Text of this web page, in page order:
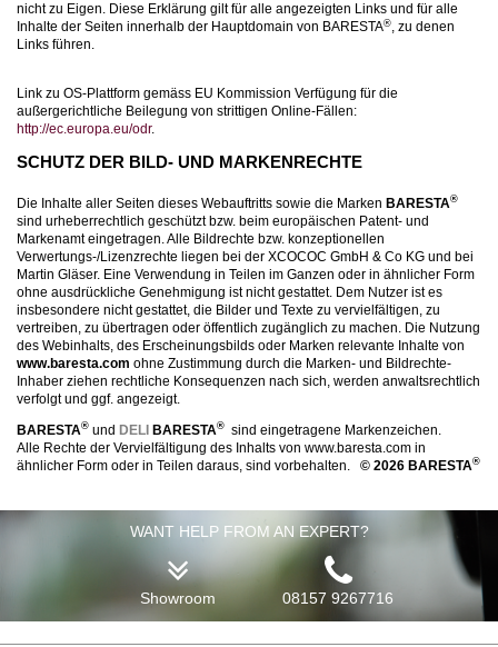
nicht zu Eigen. Diese Erklärung gilt für alle angezeigten Links und für alle
Inhalte der Seiten innerhalb der Hauptdomain von BARESTA®, zu denen
Links führen.
Link zu OS-Plattform gemäss EU Kommission Verfügung für die
außergerichtliche Beilegung von strittigen Online-Fällen:
http://ec.europa.eu/odr.
SCHUTZ DER BILD- UND MARKENRECHTE
Die Inhalte aller Seiten dieses Webauftritts sowie die Marken BARESTA®
sind urheberrechtlich geschützt bzw. beim europäischen Patent- und
Markenamt eingetragen. Alle Bildrechte bzw. konzeptionellen
Verwertungs-/Lizenzrechte liegen bei der XCOCOC GmbH & Co KG und bei
Martin Gläser. Eine Verwendung in Teilen im Ganzen oder in ähnlicher Form
ohne ausdrückliche Genehmigung ist nicht gestattet. Dem Nutzer ist es
insbesondere nicht gestattet, die Bilder und Texte zu vervielfältigen, zu
vertreiben, zu übertragen oder öffentlich zugänglich zu machen. Die Nutzung
des Webinhalts, des Erscheinungsbilds oder Marken relevante Inhalte von
www.baresta.com ohne Zustimmung durch die Marken- und Bildrechte-
Inhaber ziehen rechtliche Konsequenzen nach sich, werden anwaltsrechtlich
verfolgt und ggf. angezeigt.
BARESTA® und DELI BARESTA® sind eingetragene Markenzeichen.
Alle Rechte der Vervielfältigung des Inhalts von www.baresta.com in
ähnlicher Form oder in Teilen daraus, sind vorbehalten. © 2026 BARESTA®
WANT HELP FROM AN EXPERT?
Showroom 08157 9267716